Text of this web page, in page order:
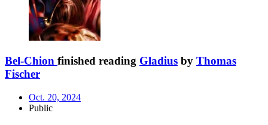
Bel-Chion finished reading Gladius by Thomas
Fischer
Oct. 20, 2024
Public